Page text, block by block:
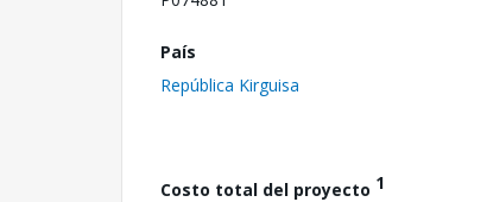
País
República Kirguisa
Costo total del proyecto 1